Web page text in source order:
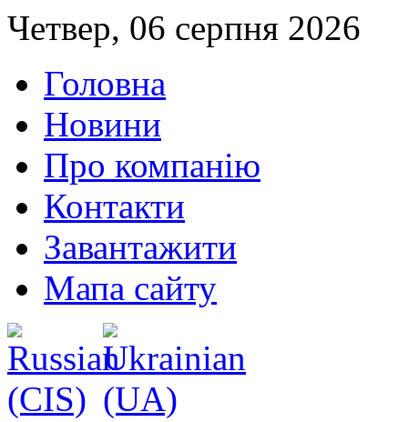
Четвер, 06 серпня 2026
Головна
Новини
Про компанію
Контакти
Завантажити
Мапа сайту